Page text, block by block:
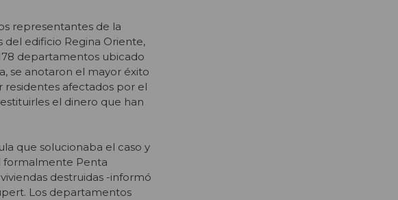
representantes de la
edificio Regina Oriente,
departamentos ubicado
se anotaron el mayor éxito
residentes afectados por el
el dinero que han
que solucionaba el caso y
formalmente Penta
destruidas -informó
Los departamentos